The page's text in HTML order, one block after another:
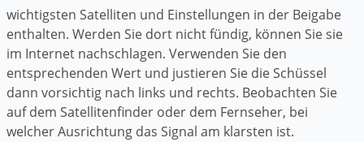
wichtigsten Satelliten und Einstellungen in der Beigabe
enthalten. Werden Sie dort nicht fündig, können Sie sie
im Internet nachschlagen. Verwenden Sie den
entsprechenden Wert und justieren Sie die Schüssel
dann vorsichtig nach links und rechts. Beobachten Sie
auf dem Satellitenfinder oder dem Fernseher, bei
welcher Ausrichtung das Signal am klarsten ist.